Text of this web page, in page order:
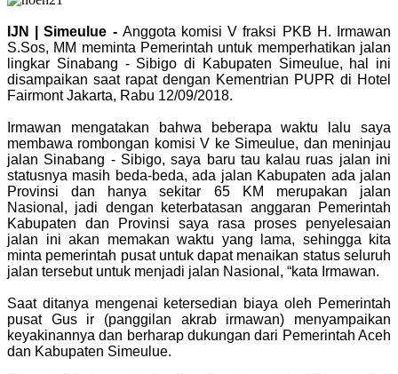
IJN | Simeulue -Anggota komisi V fraksi PKB H. Irmawan
S.Sos, MM meminta Pemerintah untuk memperhatikan jalan
lingkar Sinabang - Sibigo di Kabupaten Simeulue, hal ini
disampaikan saat rapat dengan Kementrian PUPR di Hotel
Fairmont Jakarta, Rabu 12/09/2018.
Irmawan mengatakan bahwa beberapa waktu lalu saya
membawa rombongan komisi V ke Simeulue, dan meninjau
jalan Sinabang - Sibigo, saya baru tau kalau ruas jalan ini
statusnya masih beda-beda, ada jalan Kabupaten ada jalan
Provinsi dan hanya sekitar 65 KM merupakan jalan
Nasional, jadi dengan keterbatasan anggaran Pemerintah
Kabupaten dan Provinsi saya rasa proses penyelesaian
jalan ini akan memakan waktu yang lama, sehingga kita
minta pemerintah pusat untuk dapat menaikan status seluruh
jalan tersebut untuk menjadi jalan Nasional, “kata Irmawan.
Saat ditanya mengenai ketersedian biaya oleh Pemerintah
pusat Gus ir (panggilan akrab irmawan) menyampaikan
keyakinannya dan berharap dukungan dari Pemerintah Aceh
dan Kabupaten Simeulue.